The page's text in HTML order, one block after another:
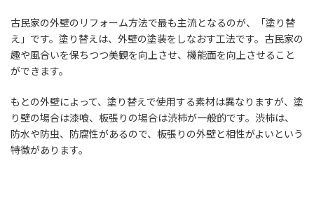
古民家の外壁のリフォーム方法で最も主流となるのが、「塗り替
え」です。塗り替えは、外壁の塗装をしなおす工法です。古民家の
趣や風合いを保ちつつ美観を向上させ、機能面を向上させること
ができます。
もとの外壁によって、塗り替えで使用する素材は異なりますが、塗
り壁の場合は漆喰、板張りの場合は渋柿が一般的です。渋柿は、
防水や防虫、防腐性があるので、板張りの外壁と相性がよいという
特徴があります。